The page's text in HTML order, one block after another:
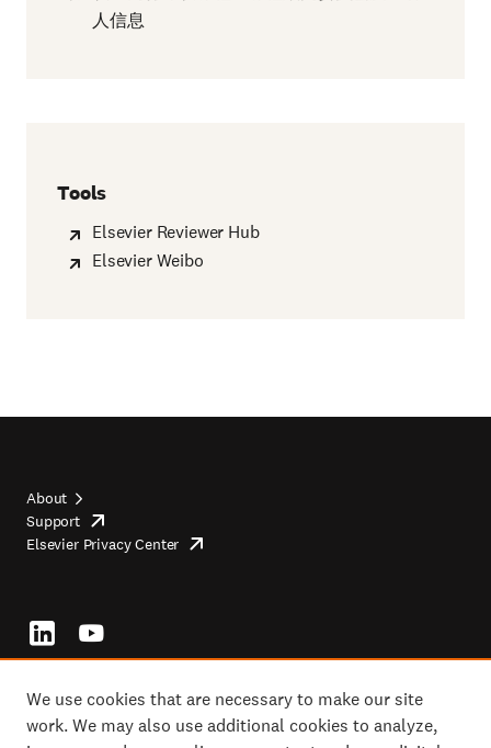
人信息
Tools
Elsevier Reviewer Hub
Elsevier Weibo
Footer
About
Supportopens
in
Elsevier Privacy Center opens
Footer
socials
We use cookies that are necessary to make our site
work. We may also use additional cookies to analyze,